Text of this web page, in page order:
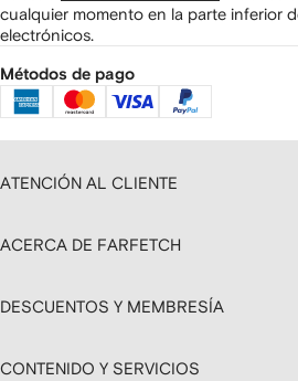
cualquier momento en la parte inferior
electrónicos.
Métodos de pago
ATENCIÓN AL CLIENTE
ACERCA DE FARFETCH
DESCUENTOS Y MEMBRESÍA
CONTENIDO Y SERVICIOS